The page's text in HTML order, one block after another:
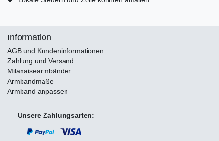
Information
AGB und Kundeninformationen
Zahlung und Versand
Milanaisearmbänder
Armbandmaße
Armband anpassen
Unsere Zahlungsarten: